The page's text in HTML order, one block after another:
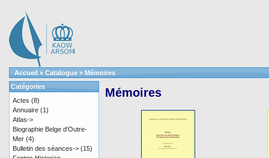
Accueil » Catalogue » Mémoires
Mémoires
Catégories
Actes (8)
Annuaire (1)
Atlas->
Biographie Belge d'Outre-
Mer (4)
Bulletin des séances-> (15)